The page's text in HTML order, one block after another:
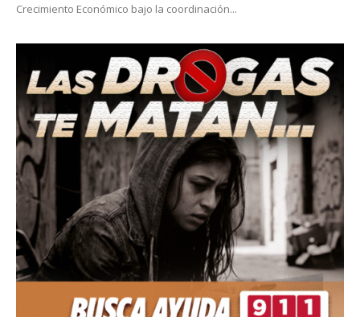
Crecimiento Económico bajo la coordinación...